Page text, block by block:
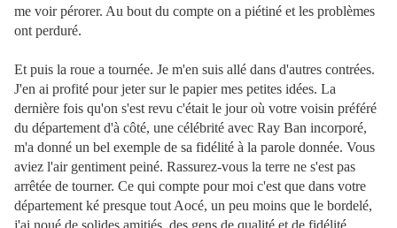
me voir pérorer. Au bout du compte on a piétiné et les problèmes
ont perduré.
Et puis la roue a tournée. Je m'en suis allé dans d'autres contrées.
J'en ai profité pour jeter sur le papier mes petites idées. La
dernière fois qu'on s'est revu c'était le jour où votre voisin préféré
du département d'à côté, une célébrité avec Ray Ban incorporé,
m'a donné un bel exemple de sa fidélité à la parole donnée. Vous
aviez l'air gentiment peiné. Rassurez-vous la terre ne s'est pas
arrêtée de tourner. Ce qui compte pour moi c'est que dans votre
département ké presque tout Aocé, un peu moins que le bordelé,
j'ai noué de solides amitiés, des gens de qualité et de fidélité.